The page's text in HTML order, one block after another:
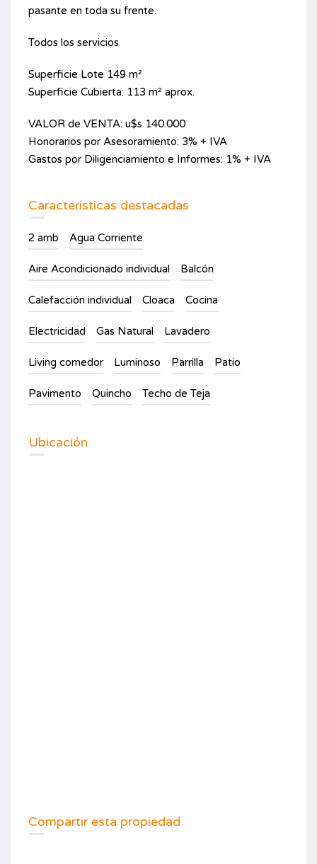
pasante en toda su frente.
Todos los servicios
Superficie Lote 149 m²
Superficie Cubierta: 113 m² aprox.
VALOR de VENTA: u$s 140.000
Honorarios por Asesoramiento: 3% + IVA
Gastos por Diligenciamiento e Informes: 1% + IVA
Características destacadas
2 amb Agua Corriente
Aire Acondicionado individual Balcón
Calefacción individual Cloaca Cocina
Electricidad Gas Natural Lavadero
Living comedor Luminoso Parrilla Patio
Pavimento Quincho Techo de Teja
Ubicación
Compartir esta propiedad